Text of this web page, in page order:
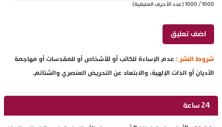
1000
/
1000(عدد الأحرف المتبقية)
شروط النشر : عدم الإساءة للكاتب أو للأشخاص أو للمقدسات أو مهاجمة
الأديان أو الذات الإلهية، والابتعاد عن التحريض العنصري والشتائم.
24 ساعة